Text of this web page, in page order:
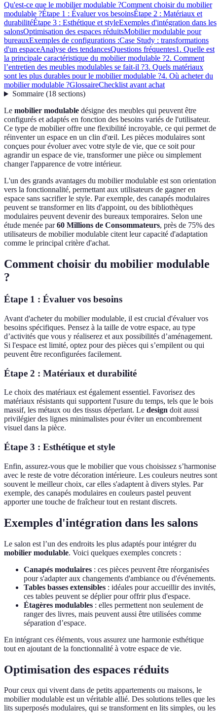
Qu'est-ce que le mobilier modulable ?Comment choisir du mobilier
modulable ?Étape 1 : Évaluer vos besoinsÉtape 2 : Matériaux et
durabilitéÉtape 3 : Esthétique et styleExemples d'intégration dans les
salonsOptimisation des espaces réduitsMobilier modulable pour
bureauxExemples de configurations :Case Study : transformations
d'un espaceAnalyse des tendancesQuestions fréquentes1. Quelle est
la principale caractéristique du mobilier modulable ?2. Comment
l’entretien des meubles modulables se fait-il ?3. Quels matériaux
sont les plus durables pour le mobilier modulable ?4. Où acheter du
mobilier modulable ?GlossaireChecklist avant achat
Sommaire(18 sections)
Le mobilier modulable désigne des meubles qui peuvent être
configurés et adaptés en fonction des besoins variés de l'utilisateur.
Ce type de mobilier offre une flexibilité incroyable, ce qui permet de
réinventer un espace en un clin d'œil. Les pièces modulaires sont
conçues pour évoluer avec votre style de vie, que ce soit pour
agrandir un espace de vie, transformer une pièce ou simplement
changer l'apparence de votre intérieur.
L'un des grands avantages du mobilier modulable est son orientation
vers la fonctionnalité, permettant aux utilisateurs de gagner en
espace sans sacrifier le style. Par exemple, des canapés modulaires
peuvent se transformer en lits d'appoint, ou des bibliothèques
modulaires peuvent devenir des bureaux temporaires. Selon une
étude menée par60 Millions de Consommateurs, près de 75% des
utilisateurs de mobilier modulable citent leur capacité d'adaptation
comme le principal critère d'achat.
Comment choisir du mobilier modulable
?
Étape 1 : Évaluer vos besoins
Avant d'acheter du mobilier modulable, il est crucial d'évaluer vos
besoins spécifiques. Pensez à la taille de votre espace, au type
d’activités que vous y réaliserez et aux possibilités d’aménagement.
Si l'espace est limité, optez pour des pièces qui s’empilent ou qui
peuvent être reconfigurées facilement.
Étape 2 : Matériaux et durabilité
Le choix des matériaux est également essentiel. Favorisez des
matériaux résistants qui supportent l'usure du temps, tels que le bois
massif, les métaux ou des tissus déperlant. Le design doit aussi
privilégier des lignes minimalistes pour éviter un encombrement
visuel dans la pièce.
Étape 3 : Esthétique et style
Enfin, assurez-vous que le mobilier que vous choisissez s’harmonise
avec le reste de votre décoration intérieure. Les couleurs neutres sont
souvent le meilleur choix, car elles s'adaptent à divers styles. Par
exemple, des canapés modulaires en couleurs pastel peuvent
apporter une touche de fraîcheur tout en restant discrets.
Exemples d'intégration dans les salons
Le salon est l’un des endroits les plus adaptés pour intégrer du
mobilier modulable. Voici quelques exemples concrets :
Canapés modulaires : ces pièces peuvent être réorganisées
pour s'adapter aux changements d'ambiance ou d'événements.
Tables basses extensibles : idéales pour accueillir des invités,
ces tables peuvent se déplier pour offrir plus d'espace.
Étagères modulables : elles permettent non seulement de
ranger des livres, mais peuvent aussi être utilisées comme
séparation d’espace.
En intégrant ces éléments, vous assurez une harmonie esthétique
tout en ajoutant de la fonctionnalité à votre espace de vie.
Optimisation des espaces réduits
Pour ceux qui vivent dans de petits appartements ou maisons, le
mobilier modulable est un véritable allié. Des solutions telles que les
lits superposés modulaires, qui se transforment en lits simples, ou les